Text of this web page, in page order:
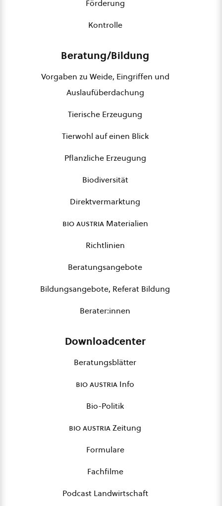
Förderung
Kontrolle
Beratung/Bildung
Vorgaben zu Weide, Eingriffen und
Auslaufüberdachung
Tierische Erzeugung
Tierwohl auf einen Blick
Pflanzliche Erzeugung
Biodiversität
Direktvermarktung
bio austriaMaterialien
Richtlinien
Beratungsangebote
Bildungsangebote, Referat Bildung
Berater:innen
Downloadcenter
Beratungsblätter
bio austria Info
Bio-Politik
bio austriaZeitung
Formulare
Fachfilme
Podcast Landwirtschaft